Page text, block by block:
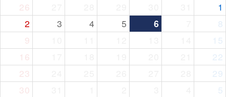
26
1
2
3 4 5 6
8
9
15
16
22
23
29
30
5